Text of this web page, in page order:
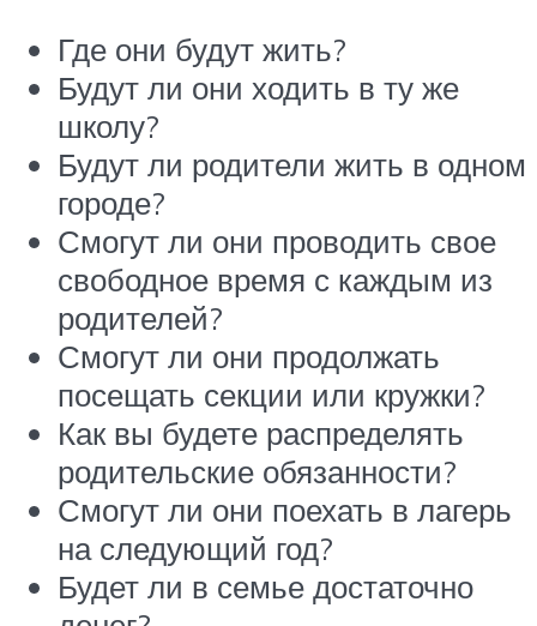
Где они будут жить?
Будут ли они ходить в ту же
школу?
Будут ли родители жить в одном
городе?
Смогут ли они проводить свое
свободное время с каждым из
родителей?
Смогут ли они продолжать
посещать секции или кружки?
Как вы будете распределять
родительские обязанности?
Смогут ли они поехать в лагерь
на следующий год?
Будет ли в семье достаточно